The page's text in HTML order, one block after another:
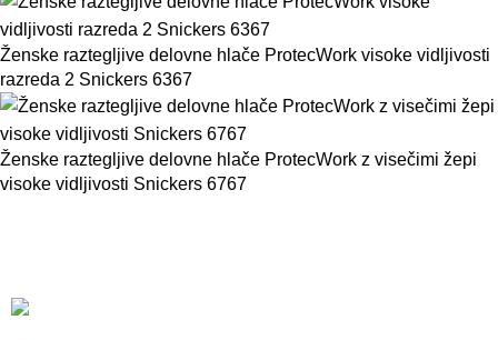
Ženske raztegljive delovne hlače ProtecWork visoke vidljivosti
razreda 2 Snickers 6367
Ženske raztegljive delovne hlače ProtecWork z visečimi žepi
visoke vidljivosti Snickers 6767